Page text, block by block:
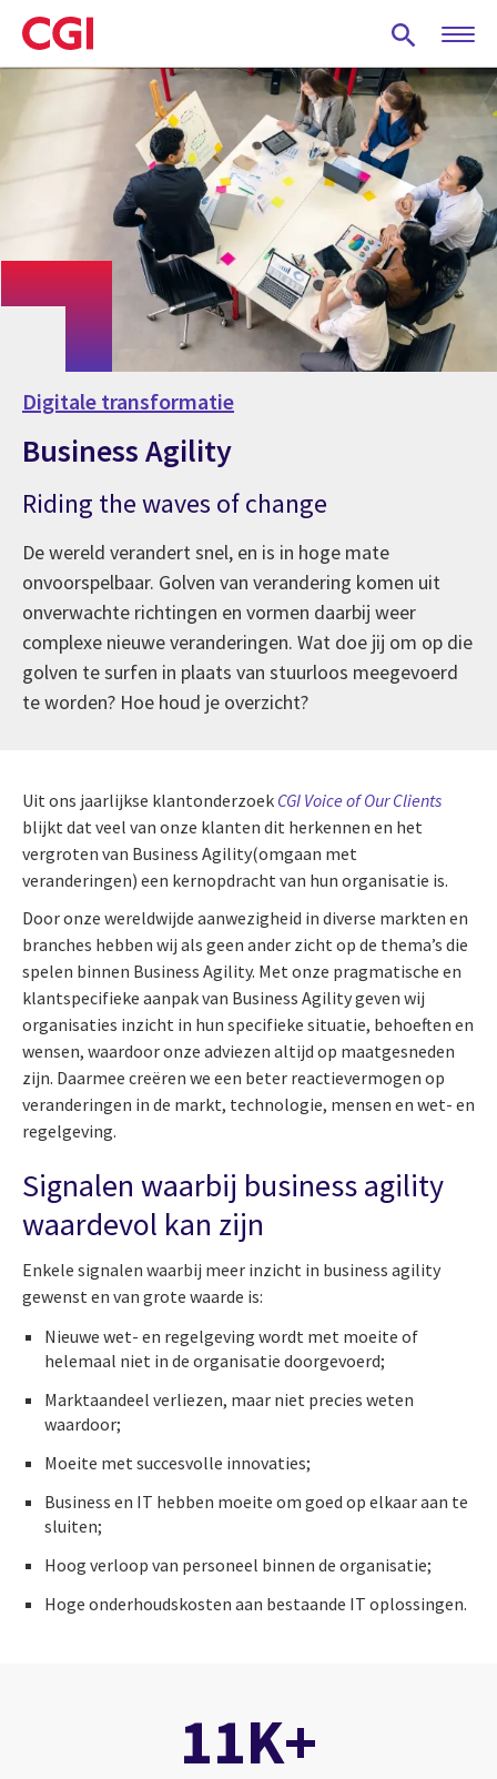
Skip
to
main
content
Digitale transformatie
Business Agility
Riding the waves of change
De wereld verandert snel, en is in hoge mate
onvoorspelbaar. Golven van verandering komen uit
onverwachte richtingen en vormen daarbij weer
complexe nieuwe veranderingen. Wat doe jij om op die
golven te surfen in plaats van stuurloos meegevoerd
te worden? Hoe houd je overzicht?
Uit ons jaarlijkse klantonderzoek CGI Voice of Our Clients
blijkt dat veel van onze klanten dit herkennen en het
vergroten van Business Agility(omgaan met
veranderingen) een kernopdracht van hun organisatie is.
Door onze wereldwijde aanwezigheid in diverse markten en
branches hebben wij als geen ander zicht op de thema’s die
spelen binnen Business Agility. Met onze pragmatische en
klantspecifieke aanpak van Business Agility geven wij
organisaties inzicht in hun specifieke situatie, behoeften en
wensen, waardoor onze adviezen altijd op maatgesneden
zijn. Daarmee creëren we een beter reactievermogen op
veranderingen in de markt, technologie, mensen en wet- en
regelgeving.
Signalen waarbij business agility
waardevol kan zijn
Enkele signalen waarbij meer inzicht in business agility
gewenst en van grote waarde is:
Nieuwe wet- en regelgeving wordt met moeite of
helemaal niet in de organisatie doorgevoerd;
Marktaandeel verliezen, maar niet precies weten
waardoor;
Moeite met succesvolle innovaties;
Business en IT hebben moeite om goed op elkaar aan te
sluiten;
Hoog verloop van personeel binnen de organisatie;
Hoge onderhoudskosten aan bestaande IT oplossingen.
11K+